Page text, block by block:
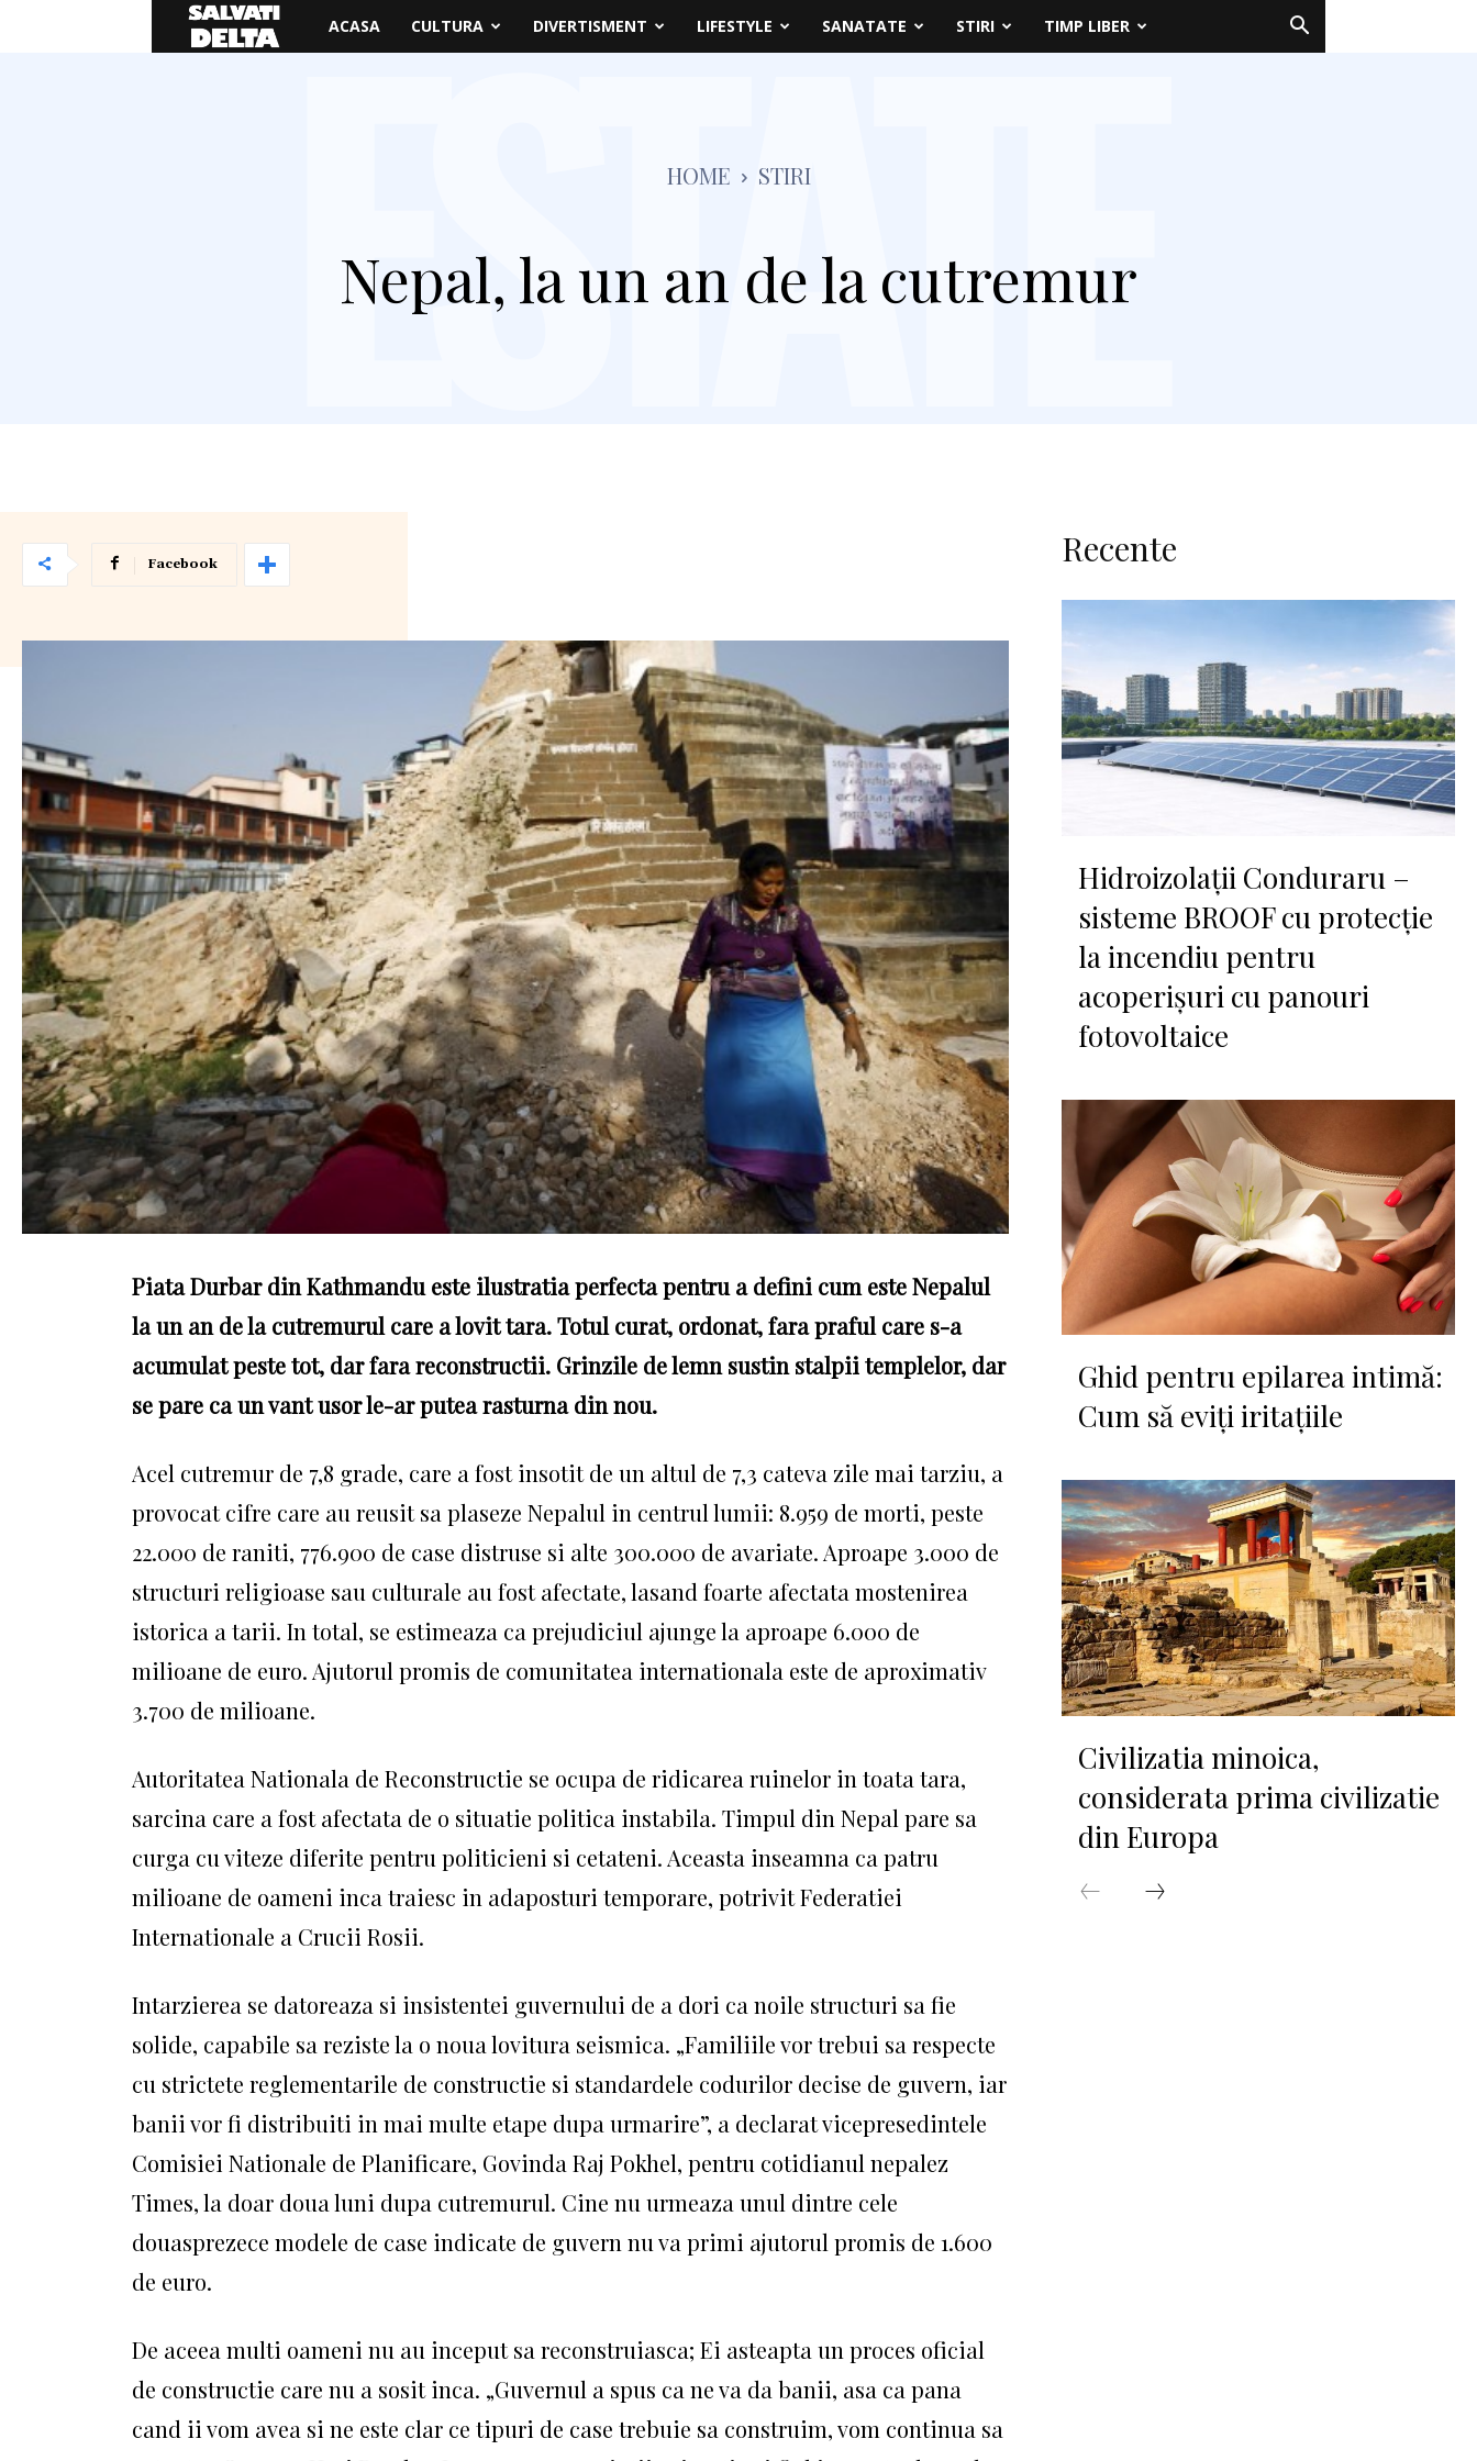
Salvati
ACASA CULTURA DIVERTISMENT LIFESTYLE SANATATE STIRI TIMP LIBER
HOME STIRI
Nepal, la un an de la cutremur
Facebook
Piata Durbar din Kathmandu este ilustratia perfecta pentru a defini cum este Nepalul
la un an de la cutremurul care a lovit tara.Totul curat, ordonat, fara praful care s-a
acumulat peste tot, dar fara reconstructii. Grinzile de lemn sustin stalpii templelor, dar
se pare ca un vant usor le-ar putea rasturna din nou.
Acel cutremur de 7,8 grade, care a fost insotit de un altul de 7,3 cateva zile mai tarziu, a
provocat cifre care au reusit sa plaseze Nepalul in centrul lumii: 8.959 de morti, peste
22.000 de raniti, 776.900 de case distruse si alte 300.000 de avariate. Aproape 3.000 de
structuri religioase sau culturale au fost afectate, lasand foarte afectata mostenirea
istorica a tarii. In total, se estimeaza ca prejudiciul ajunge la aproape 6.000 de
milioane de euro. Ajutorul promis de comunitatea internationala este de aproximativ
3.700 de milioane.
Autoritatea Nationala de Reconstructie se ocupa de ridicarea ruinelor in toata tara,
sarcina care a fost afectata de o situatie politica instabila. Timpul din Nepal pare sa
curga cu viteze diferite pentru politicieni si cetateni. Aceasta inseamna ca patru
milioane de oameni inca traiesc in adaposturi temporare, potrivit Federatiei
Internationale a Crucii Rosii.
Intarzierea se datoreaza si insistentei guvernului de a dori ca noile structuri sa fie
solide, capabile sa reziste la o noua lovitura seismica. „Familiile vor trebui sa respecte
cu strictete reglementarile de constructie si standardele codurilor decise de guvern, iar
banii vor fi distribuiti in mai multe etape dupa urmarire”, a declarat vicepresedintele
Comisiei Nationale de Planificare, Govinda Raj Pokhel, pentru cotidianul nepalez
Times, la doar doua luni dupa cutremurul. Cine nu urmeaza unul dintre cele
douasprezece modele de case indicate de guvern nu va primi ajutorul promis de 1.600
de euro.
De aceea multi oameni nu au inceput sa reconstruiasca; Ei asteapta un proces oficial
de constructie care nu a sosit inca. „Guvernul a spus ca ne va da banii, asa ca pana
cand ii vom avea si ne este clar ce tipuri de case trebuie sa construim, vom continua sa
Recente
Hidroizolații Conduraru –
sisteme BROOF cu protecție
la incendiu pentru
acoperișuri cu panouri
fotovoltaice
Ghid pentru epilarea intimă:
Cum să eviți iritațiile
Civilizatia minoica,
considerata prima civilizatie
din Europa